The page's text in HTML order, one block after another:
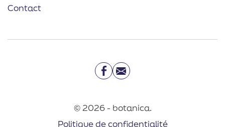
Contact
Facebook
Email
© 2026 - botanica.
Politique de confidentialité